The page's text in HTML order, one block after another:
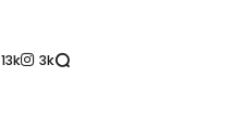
13k 3k